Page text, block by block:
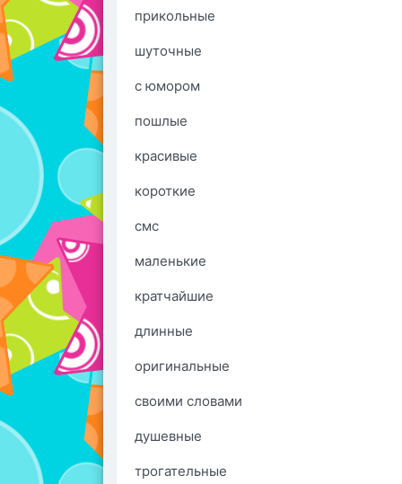
прикольные
шуточные
с юмором
пошлые
красивые
короткие
смс
маленькие
кратчайшие
длинные
оригинальные
своими словами
душевные
трогательные